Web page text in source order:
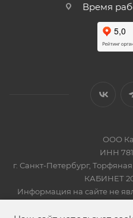
Время
ООО
ИНН
г. Санкт-Петербург,
КАБИНЕТ
Информация на сайте не